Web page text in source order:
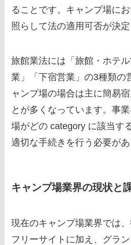
ることです。キャンプ場に
照らして法の適用可否が決定
旅館業法には「旅館・ホテ
業」「下宿営業」の3種類の
ャンプ場の場合は主に簡易
とが多くなっています。事
場がどの category に該当す
適切な手続きを行う必要があ
キャンプ場業界の現状と
現在のキャンプ場業界では
フリーサイトに加え、グラ